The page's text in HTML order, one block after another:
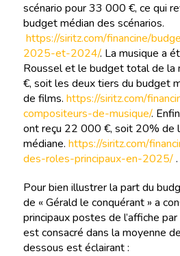
scénario pour 33 000 €, ce qui
budget médian des scénarios.
https://siritz.com/financine/
2025-et-2024/. La musique a
Roussel et le budget total de
€, soit les deux tiers du budget
de films. https://siritz.com/
compositeurs-de-musique/.
ont reçu 22 000 €, soit 20% de
médiane. https://siritz.com/
des-roles-principaux-en-2025/.
Pour bien illustrer la part du
de « Gérald le conquérant » a
principaux postes de l’affiche
est consacré dans la moyenne
dessous est éclairant :